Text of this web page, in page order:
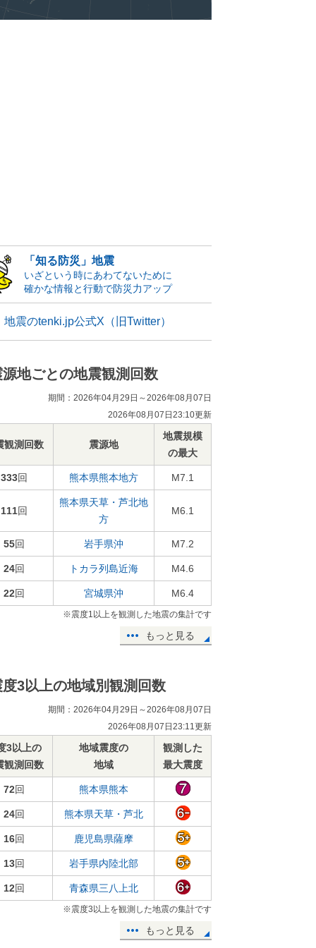
「知る防災」地震
いざという時にあわてないために
確かな情報と行動で防災力アップ
地震のtenki.jp公式X（旧Twitter）
源地ごとの地震観測回数
期間：2026年04月29日～2026年08月07日
2026年08月07日23:10更新
観測回数 震源地
地震規模
の最大
333回 熊本県熊本地方 M7.1
111回
熊本県天草・芦北地
方
M6.1
55回 岩手県沖 M7.2
24回 トカラ列島近海 M4.6
22回 宮城県沖 M6.4
※震度1以上を観測した地震の集計です
もっと見る
度3以上の地域別観測回数
期間：2026年04月29日～2026年08月07日
2026年08月07日23:11更新
3以上の
観測回数
地域震度の
地域
観測した
最大震度
72回 熊本県熊本
24回 熊本県天草・芦北
16回 鹿児島県薩摩
13回 岩手県内陸北部
12回 青森県三八上北
※震度3以上を観測した地震の集計です
もっと見る